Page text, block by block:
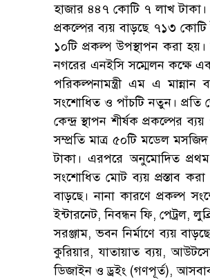
হাজার ৪৪৭ কোটি ৭ লাখ
প্রকল্পের ব্যয় বাড়ছে ৭১৩
১০টি প্রকল্প উপস্থাপন করা
নগরের এনইসি সম্মেলন কক্ষে
পরিকল্পনামন্ত্রী এম এ
সংশোধিত ও পাঁচটি নতুন।
কেন্দ্র স্থাপন শীর্ষক প্রকল্পের
সম্প্রতি মাত্র ৫০টি মডেল
টাকা। এরপরে অনুমোদিত প্রথম
সংশোধিত মোট ব্যয় প্রস্তাব
বাড়ছে। নানা কারণে প্রকল্প
ইন্টারনেট, নিবন্ধন ফি, পেট্রল,
সরঞ্জাম, ভবন নির্মাণে ব্যয়
কুরিয়ার, যাতায়াত ব্যয়,
ডিজাইন ও ড্রইং (গণপূর্ত),